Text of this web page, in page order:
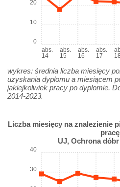
abs.
14
abs.
15
abs.
16
abs.
17
18
0
10
20
wykres: średnia liczba miesięcy
uzyskania dyplomu a miesiącem
jakiejkolwiek pracy po dyplomie.
2014-2023.
Liczba miesięcy na znalezienie
pracę
UJ, Ochrona
30
40